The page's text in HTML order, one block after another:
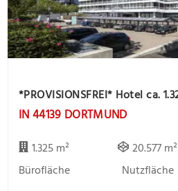
IN 44139 DORTMUND
1.325 m²
Bürofläche
20.577 m²
Nutzfläche